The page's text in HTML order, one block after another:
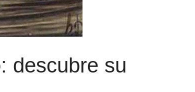
descubre su